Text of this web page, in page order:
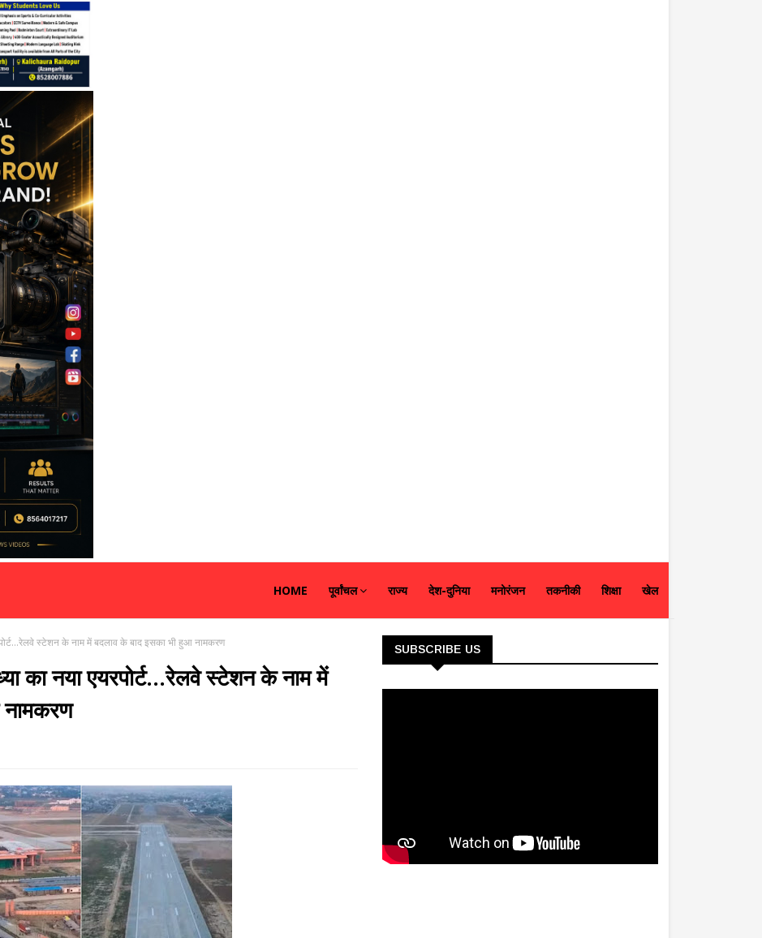
HOME पूर्वांचल राज्य देश-दुनिया मनोरंजन तकनीकी शिक्षा खेल
स्टेशन के नाम में बदलाव के बाद इसका भी हुआ नामकरण
का नया एयरपोर्ट...रेलवे स्टेशन के नाम में
SUBSCRIBE US